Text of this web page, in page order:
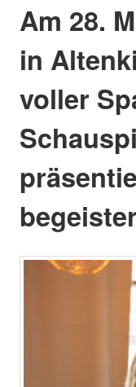
Am 28.
in
voller